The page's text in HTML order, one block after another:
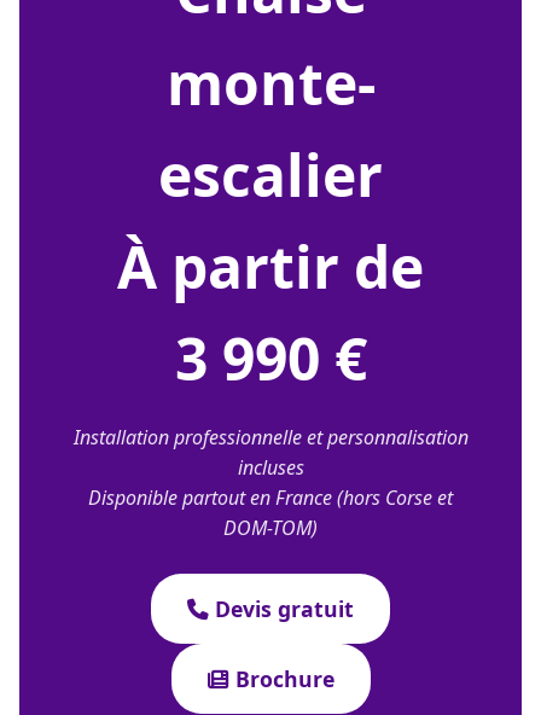
monte-
escalier
À partir de
3 990 €
Installation professionnelle et personnalisation
incluses
Disponible partout en France (hors Corse et
DOM-TOM)
Devis gratuit
Brochure